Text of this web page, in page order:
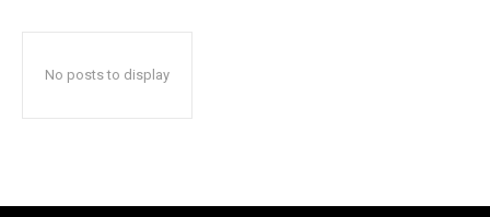
No posts to display